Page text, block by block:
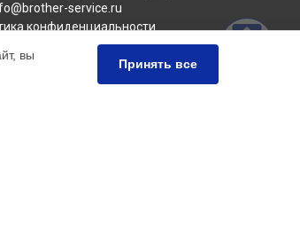
service.ru
конфиденциальности
оплаты
вы
Принять все